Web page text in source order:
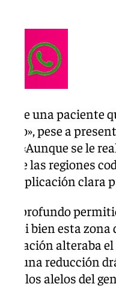
de una paciente
pese a
«Aunque se le
las regiones
explicación clara
profundo
Si bien esta
alteraba
en una reducción
de los alelos del